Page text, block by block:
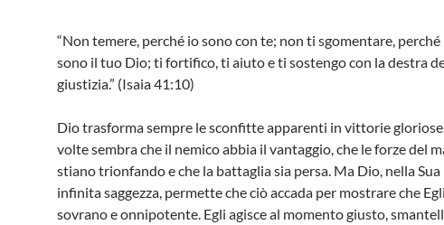
“Non temere, perché io sono con te; non ti sgomentare, perché
sono il tuo Dio; ti fortifico, ti aiuto e ti sostengo con la destra
giustizia.” (Isaia 41:10)
Dio trasforma sempre le sconfitte apparenti in vittorie
volte sembra che il nemico abbia il vantaggio, che le forze del
stiano trionfando e che la battaglia sia persa. Ma Dio, nella Sua
infinita saggezza, permette che ciò accada per mostrare che
sovrano e onnipotente. Egli agisce al momento giusto,